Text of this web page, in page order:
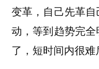
变革，自己先革
动，等到趋势完
了，短时间内很难